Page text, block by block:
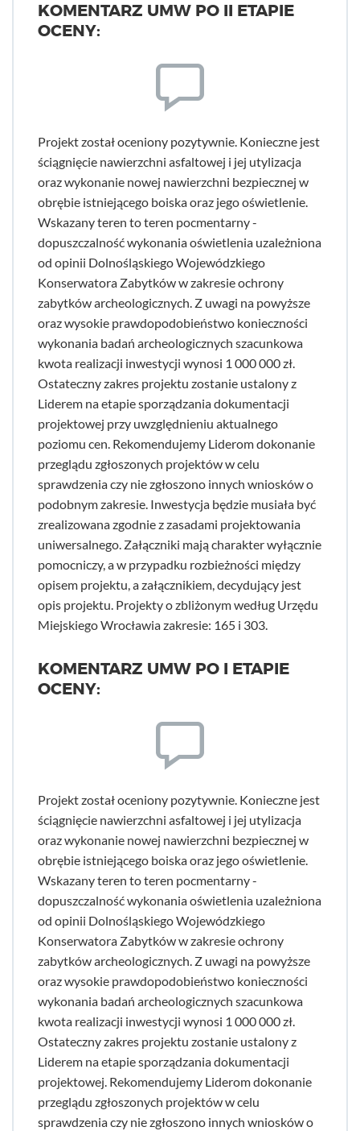
KOMENTARZ UMW PO II ETAPIE
OCENY:
Projekt został oceniony pozytywnie. Konieczne jest
ściągnięcie nawierzchni asfaltowej i jej utylizacja
oraz wykonanie nowej nawierzchni bezpiecznej w
obrębie istniejącego boiska oraz jego oświetlenie.
Wskazany teren to teren pocmentarny -
dopuszczalność wykonania oświetlenia uzależniona
od opinii Dolnośląskiego Wojewódzkiego
Konserwatora Zabytków w zakresie ochrony
zabytków archeologicznych. Z uwagi na powyższe
oraz wysokie prawdopodobieństwo konieczności
wykonania badań archeologicznych szacunkowa
kwota realizacji inwestycji wynosi 1 000 000 zł.
Ostateczny zakres projektu zostanie ustalony z
Liderem na etapie sporządzania dokumentacji
projektowej przy uwzględnieniu aktualnego
poziomu cen. Rekomendujemy Liderom dokonanie
przeglądu zgłoszonych projektów w celu
sprawdzenia czy nie zgłoszono innych wniosków o
podobnym zakresie. Inwestycja będzie musiała być
zrealizowana zgodnie z zasadami projektowania
uniwersalnego. Załączniki mają charakter wyłącznie
pomocniczy, a w przypadku rozbieżności między
opisem projektu, a załącznikiem, decydujący jest
opis projektu. Projekty o zbliżonym według Urzędu
Miejskiego Wrocławia zakresie: 165 i 303.
KOMENTARZ UMW PO I ETAPIE
OCENY:
Projekt został oceniony pozytywnie. Konieczne jest
ściągnięcie nawierzchni asfaltowej i jej utylizacja
oraz wykonanie nowej nawierzchni bezpiecznej w
obrębie istniejącego boiska oraz jego oświetlenie.
Wskazany teren to teren pocmentarny -
dopuszczalność wykonania oświetlenia uzależniona
od opinii Dolnośląskiego Wojewódzkiego
Konserwatora Zabytków w zakresie ochrony
zabytków archeologicznych. Z uwagi na powyższe
oraz wysokie prawdopodobieństwo konieczności
wykonania badań archeologicznych szacunkowa
kwota realizacji inwestycji wynosi 1 000 000 zł.
Ostateczny zakres projektu zostanie ustalony z
Liderem na etapie sporządzania dokumentacji
projektowej. Rekomendujemy Liderom dokonanie
przeglądu zgłoszonych projektów w celu
sprawdzenia czy nie zgłoszono innych wniosków o